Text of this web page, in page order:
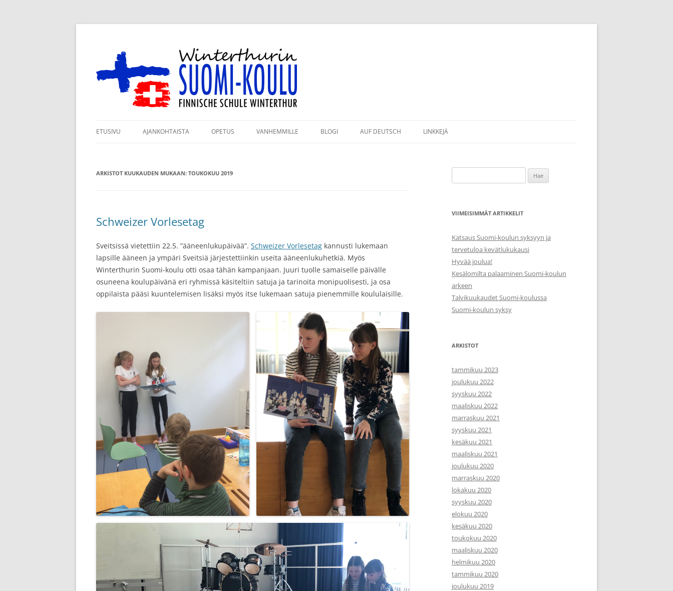
Siirry
ETUSIVU AJANKOHTAISTA OPETUS
KOULUPÄIVÄT 2026–2027
VANHEMMILLE BLOGI AUF DEUTSCH LINKKEJÄ
ARKISTOT KUUKAUDEN MUKAAN: TOUKOKUU 2019
Schweizer Vorlesetag
Sveitsissä vietettiin 22.5. ”ääneenlukupäivää”. Schweizer Vorlesetag kannusti lukemaan
lapsille ääneen ja ympäri Sveitsiä järjestettiinkin useita ääneenlukuhetkiä. Myös
Winterthurin Suomi-koulu otti osaa tähän kampanjaan. Juuri tuolle samaiselle päivälle
osuneena koulupäivänä eri ryhmissä käsiteltiin satuja ja tarinoita monipuolisesti, ja osa
oppilaista pääsi kuuntelemisen lisäksi myös itse lukemaan satuja pienemmille koululaisille.
VIIMEISIMMÄT ARTIKKELIT
Katsaus Suomi-koulun syksyyn ja
tervetuloa kevätlukukausi
Hyvää joulua!
Kesälomilta palaaminen Suomi-koulun
arkeen
Talvikuukaudet Suomi-koulussa
Suomi-koulun syksy
ARKISTOT
tammikuu 2023
joulukuu 2022
syyskuu 2022
maaliskuu 2022
marraskuu 2021
syyskuu 2021
kesäkuu 2021
maaliskuu 2021
joulukuu 2020
marraskuu 2020
lokakuu 2020
syyskuu 2020
elokuu 2020
kesäkuu 2020
toukokuu 2020
maaliskuu 2020
helmikuu 2020
tammikuu 2020
joulukuu 2019